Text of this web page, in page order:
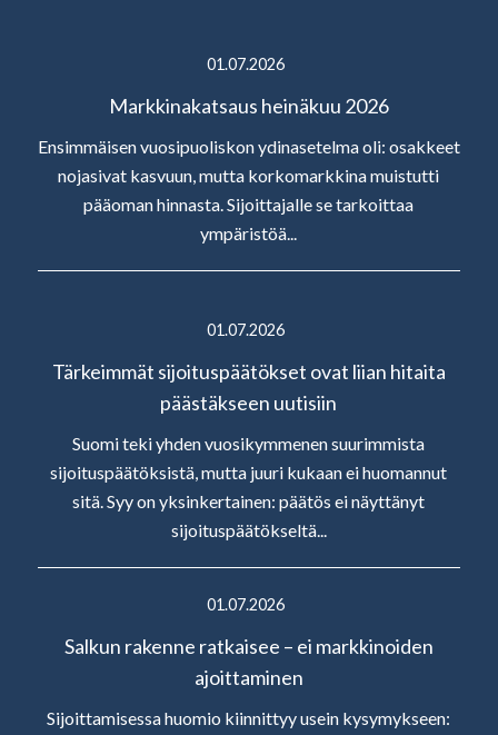
01.07.2026
Markkinakatsaus heinäkuu 2026
Ensimmäisen vuosipuoliskon ydinasetelma oli: osakkeet
nojasivat kasvuun, mutta korkomarkkina muistutti
pääoman hinnasta. Sijoittajalle se tarkoittaa
ympäristöä...
01.07.2026
Tärkeimmät sijoituspäätökset ovat liian hitaita
päästäkseen uutisiin
Suomi teki yhden vuosikymmenen suurimmista
sijoituspäätöksistä, mutta juuri kukaan ei huomannut
sitä. Syy on yksinkertainen: päätös ei näyttänyt
sijoituspäätökseltä...
01.07.2026
Salkun rakenne ratkaisee – ei markkinoiden
ajoittaminen
Sijoittamisessa huomio kiinnittyy usein kysymykseen: